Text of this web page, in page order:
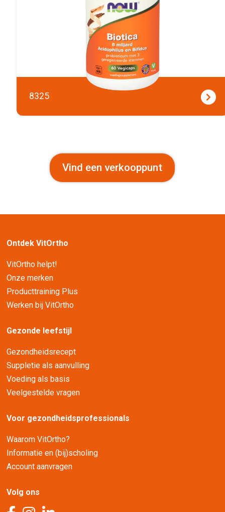
8325
Vind een verkooppunt
Ontdek VitOrtho
VitOrtho helpt!
Onze merken
Producttraining Plus
Werken bij VitOrtho
Gezonde leefstijl
Gezondheidsrecept
Suppletie als aanvulling
Voeding als basis
Veelgestelde vragen
Voor gezondheidsprofessionals
Waarom VitOrtho?
Informatie en (bij)scholing
Account aanvragen
Volg ons